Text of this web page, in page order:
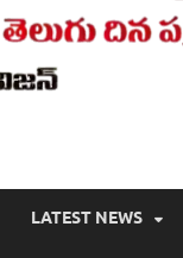
, తెలంగాణ లో తాజా
LATEST NEWS